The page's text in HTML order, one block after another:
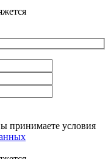
принимаете условия